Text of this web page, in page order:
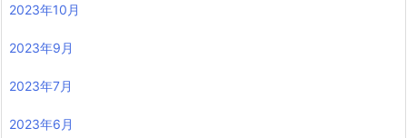
2023年10月
2023年9月
2023年7月
2023年6月